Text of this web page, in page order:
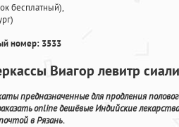
бесплатный),
номер: 3533
Виагор левитр
предназначенные для продления
online дешёвые Индийские
в Рязань.